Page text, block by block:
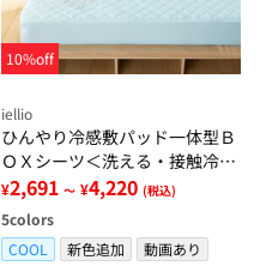
10%off
iellio
ひんやり冷感敷パッド一体型Ｂ
ＯＸシーツ＜洗える・接触冷
感・抗菌防臭・時短・家事楽・
ボックスシーツ・寝苦しさ対策
＞
¥2,691 ～ ¥4,220 (税込)
5colors
COOL
新色追加
動画あり